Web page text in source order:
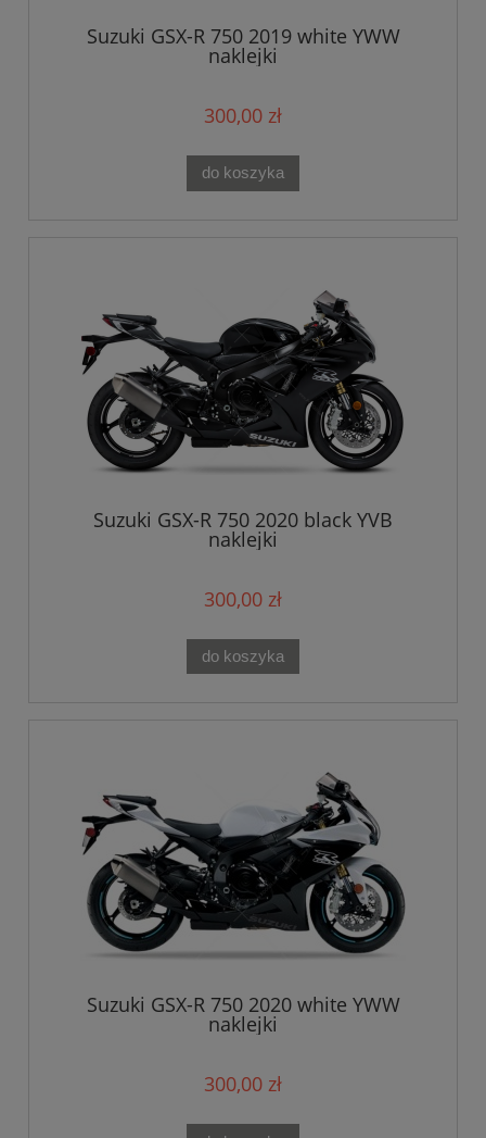
Suzuki GSX-R 750 2019 white YWW
naklejki
300,00 zł
do koszyka
Suzuki GSX-R 750 2020 black YVB
naklejki
300,00 zł
do koszyka
Suzuki GSX-R 750 2020 white YWW
naklejki
300,00 zł